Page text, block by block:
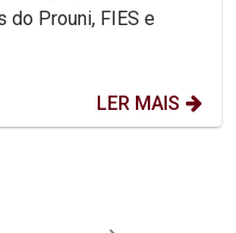
do Prouni, FIES e
LER MAIS